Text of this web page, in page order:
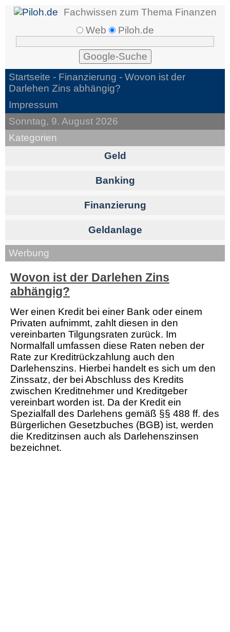
Fachwissen zum Thema Finanzen
Web
Piloh.de
Startseite - Finanzierung - Wovon ist der
Darlehen Zins abhängig?
Impressum
Sonntag, 9. August 2026
Kategorien
Geld
Banking
Finanzierung
Geldanlage
Werbung
Wovon ist der Darlehen Zins
abhängig?
Wer einen Kredit bei einer Bank oder einem
Privaten aufnimmt, zahlt diesen in den
vereinbarten Tilgungsraten zurück. Im
Normalfall umfassen diese Raten neben der
Rate zur Kreditrückzahlung auch den
Darlehenszins. Hierbei handelt es sich um den
Zinssatz, der bei Abschluss des Kredits
zwischen Kreditnehmer und Kreditgeber
vereinbart worden ist. Da der Kredit ein
Spezialfall des Darlehens gemäß §§ 488 ff. des
Bürgerlichen Gesetzbuches (BGB) ist, werden
die Kreditzinsen auch als Darlehenszinsen
bezeichnet.